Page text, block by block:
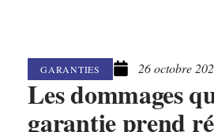
GARANTIES 26 octobre
Les dommages
garantie prend